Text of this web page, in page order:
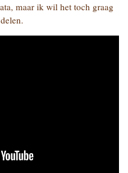
maar ik wil het toch graag